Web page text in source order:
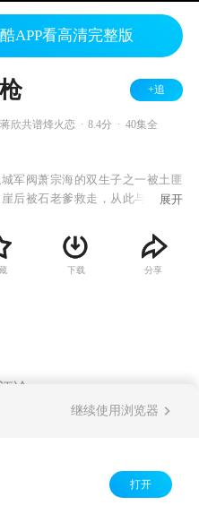
APP看高清完整版
+追
欣共谱烽火恋 8.4分 40集全
军阀萧宗海的双生子之一被土匪
后被石老爹救走，从此与萧家失
故事。
展开
下载 分享
论
继续使用浏览器
打开